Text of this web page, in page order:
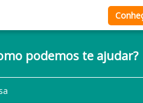
podemos te ajudar?